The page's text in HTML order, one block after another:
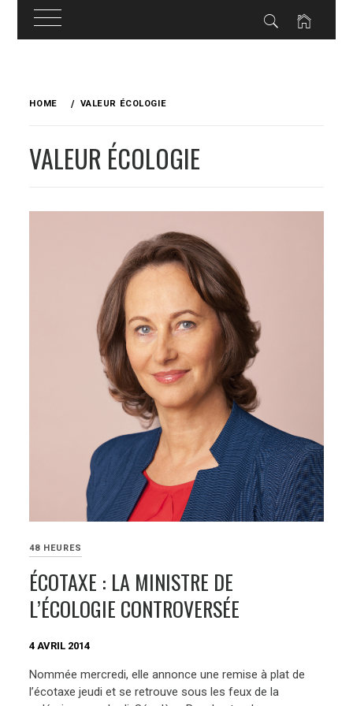
HOME VALEUR ÉCOLOGIE
VALEUR ÉCOLOGIE
48 HEURES
ÉCOTAXE : LA MINISTRE DE
L’ÉCOLOGIE CONTROVERSÉE
4 AVRIL 2014
Nommée mercredi, elle annonce une remise à plat de
l’écotaxe jeudi et se retrouve sous les feux de la